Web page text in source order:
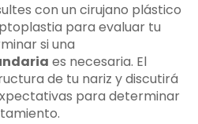
con un cirujano plástico
para evaluar tu
si una
es necesaria. El
de tu nariz y discutirá
para determinar